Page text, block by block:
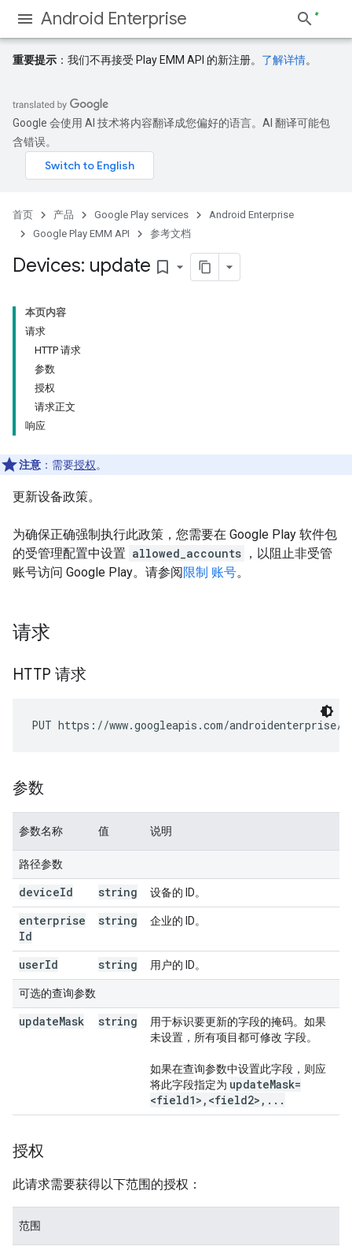
Android Enterprise
重要提示 ：我们不再接受 Play EMM API 的新注册。 了解详情。
Google 会使用 AI 技术将内容翻译成您偏好的语言。AI 翻译可能包
含错误。
首页 产品 Google Play services
Android Enterprise
Google Play EMM API
参考文档
Devices: update bookmark_border
本页内容
请求
HTTP 请求
参数
授权
请求正文
响应
注意 ：需要授权。
更新设备政策。
为确保正确强制执行此政策，您需要在 Google Play 软件包
的受管理配置中设置 allowed_accounts ，以阻止非受管
账号访问 Google Play。请参阅限制 账号。
请求
HTTP 请求
PUT https://www.googleapis.com/androidenterprise/
参数
参数名称 值 说明
路径参数
deviceId string 设备的 ID。
enterprise
Id
string 企业的 ID。
userId string 用户的 ID。
可选的查询参数
updateMask string
用于标识要更新的字段的掩码。如果
未设置，所有项目都可修改 字段。
如果在查询参数中设置此字段，则应
将此字段指定为 updateMask=
<field1> , <field2> , . . .
授权
此请求需要获得以下范围的授权：
范围